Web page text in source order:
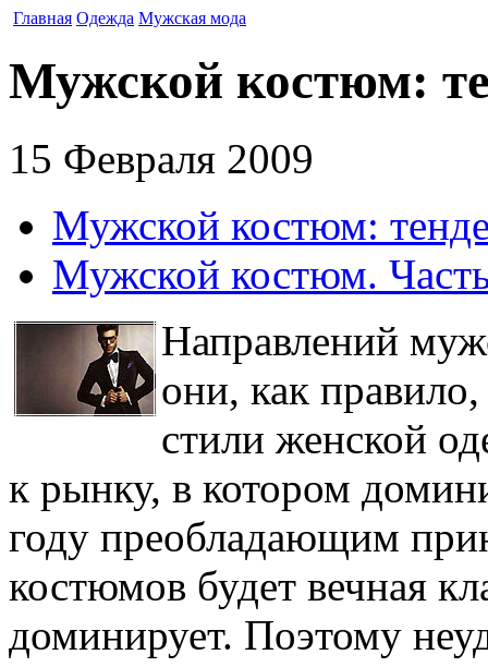
Главная Одежда Мужская мода
Мужской костюм:
15 Февраля 2009
Мужской костюм:
Мужской костюм.
Направлений
они, как
стили женской
к рынку, в котором
году преобладающим
костюмов будет вечная
доминирует. Поэтому